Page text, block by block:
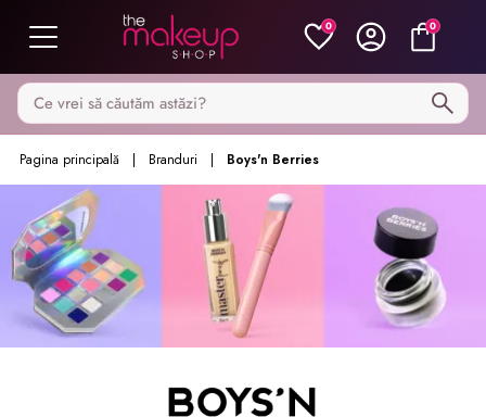
0 0
Caută pe MakeupShop
Pagina principală Branduri Boys'n Berries